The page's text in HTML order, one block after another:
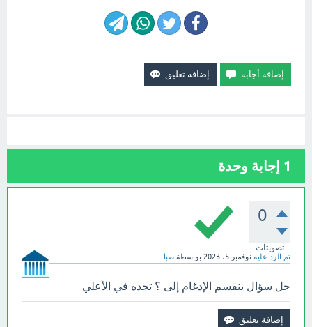
1 إجابة وحدة
0
تصويتات
تم الرد عليه نوفمبر 5، 2023 بواسطة صبا
حل سؤال ينقسم الإدغام إلى ؟ تجده في الأعلي